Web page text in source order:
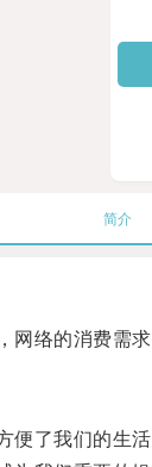
简介
络的消费需求
了我们的生活